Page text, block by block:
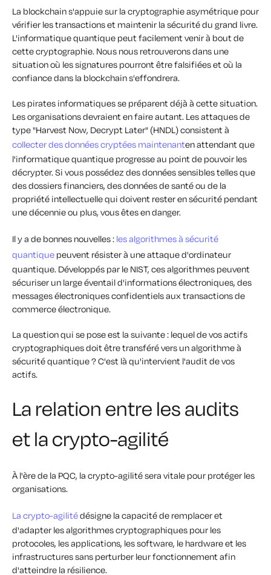
La blockchain s'appuie sur la cryptographie asymétrique pour
vérifier les transactions et maintenir la sécurité du grand livre.
L'informatique quantique peut facilement venir à bout de
cette cryptographie. Nous nous retrouverons dans une
situation où les signatures pourront être falsifiées et où la
confiance dans la blockchain s'effondrera.
Les pirates informatiques se préparent déjà à cette situation.
Les organisations devraient en faire autant. Les attaques de
type "Harvest Now, Decrypt Later" (HNDL) consistent à
collecter des données cryptées maintenanten attendant que
l'informatique quantique progresse au point de pouvoir les
décrypter. Si vous possédez des données sensibles telles que
des dossiers financiers, des données de santé ou de la
propriété intellectuelle qui doivent rester en sécurité pendant
une décennie ou plus, vous êtes en danger.
Il y a de bonnes nouvelles : les algorithmes à sécurité
quantique peuvent résister à une attaque d'ordinateur
quantique. Développés par le NIST, ces algorithmes peuvent
sécuriser un large éventail d'informations électroniques, des
messages électroniques confidentiels aux transactions de
commerce électronique.
La question qui se pose est la suivante : lequel de vos actifs
cryptographiques doit être transféré vers un algorithme à
sécurité quantique ? C'est là qu'intervient l'audit de vos
actifs.
La relation entre les audits
et la crypto-agilité
À l'ère de la PQC, la crypto-agilité sera vitale pour protéger les
organisations.
La crypto-agilitédésigne la capacité de remplacer et
d'adapter les algorithmes cryptographiques pour les
protocoles, les applications, les software, le hardware et les
infrastructures sans perturber leur fonctionnement afin
d'atteindre la résilience.